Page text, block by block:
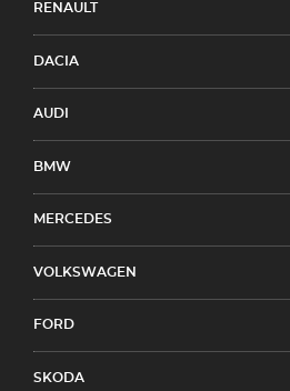
RENAULT
DACIA
AUDI
BMW
MERCEDES
VOLKSWAGEN
FORD
SKODA